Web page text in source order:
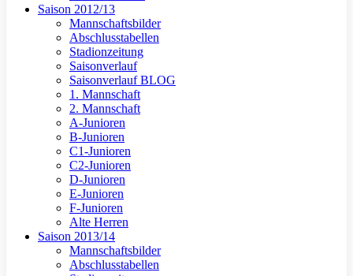
Saison 2012/13
Mannschaftsbilder
Abschlusstabellen
Stadionzeitung
Saisonverlauf
Saisonverlauf BLOG
1. Mannschaft
2. Mannschaft
A-Junioren
B-Junioren
C1-Junioren
C2-Junioren
D-Junioren
E-Junioren
F-Junioren
Alte Herren
Saison 2013/14
Mannschaftsbilder
Abschlusstabellen